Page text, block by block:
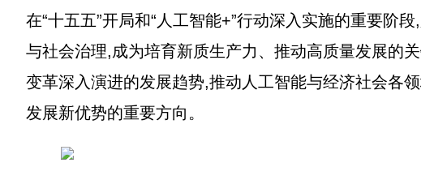
在“十五五”开局和“人工智能+”行动深入实施的重要阶
与社会治理,成为培育新质生产力、推动高质量发展的
变革深入演进的发展趋势,推动人工智能与经济社会各
发展新优势的重要方向。